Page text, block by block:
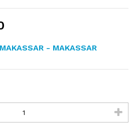
- MAKASSAR